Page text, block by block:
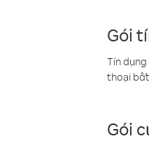
Gói
Tín
thoại
Gói